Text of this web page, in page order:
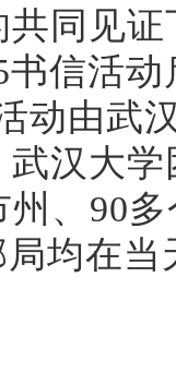
同见
书信活
动由武
汉大
州、90
均在